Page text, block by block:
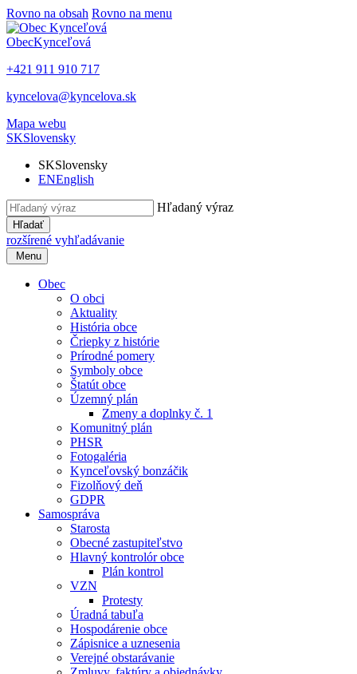
Rovno na obsah Rovno na menu
ObecKynceľová
+421 911 910 717
kyncelova@kyncelova.sk
Mapa webu
SKSlovensky
SKSlovensky
ENEnglish
Hľadaný výraz
Hľadať
rozšírené vyhľadávanie
Menu
Obec
O obci
Aktuality
História obce
Čriepky z histórie
Prírodné pomery
Symboly obce
Štatút obce
Územný plán
Zmeny a doplnky č. 1
Komunitný plán
PHSR
Fotogaléria
Kynceľovský bonzáčik
Fizolňový deň
GDPR
Samospráva
Starosta
Obecné zastupiteľstvo
Hlavný kontrolór obce
Plán kontrol
VZN
Protesty
Úradná tabuľa
Hospodárenie obce
Zápisnice a uznesenia
Verejné obstarávanie